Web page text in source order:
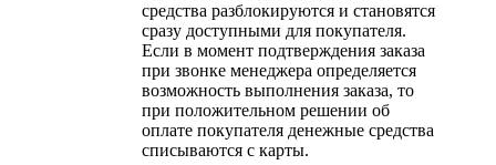
средства разблокируются и становятся
сразу доступными для покупателя.
Если в момент подтверждения заказа
при звонке менеджера определяется
возможность выполнения заказа, то
при положительном решении об
оплате покупателя денежные средства
списываются с карты.